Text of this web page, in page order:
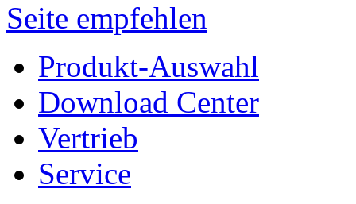
Seite empfehlen
Produkt-Auswahl
Download Center
Vertrieb
Service